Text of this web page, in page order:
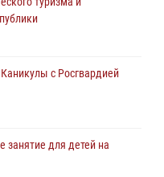
с Росгвардией
занятие для детей на